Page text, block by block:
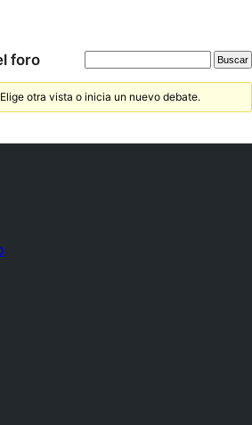
foro
otra vista o inicia un nuevo debate.